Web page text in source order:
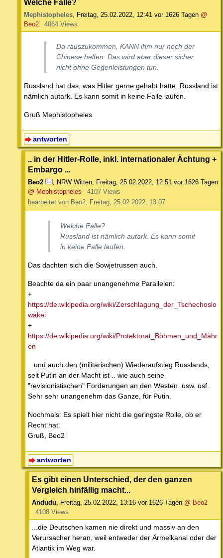
Welche Falle?
Mephistopheles Freitag, 25.02.2022, 12:41 vor 1626 Tagen @
Beo2
4064 Views
Da rauszukommen, KANN ihm nur noch der
Chinese helfen. Das wird aber dieser sicher
nicht ohne Gegenleistungen tun.
Russland hat das, was Hitler gerne gehabt hätte. Russland ist
nämlich autark. Es kann somit in keine Falle laufen.
Gruß Mephistopheles
antworten
.. in der Hitler-Rolle, inkl. internationaler Ächtung +
Embargo ...
Beo2 NRW Witten Freitag, 25.02.2022, 12:51 vor 1626 Tagen
@ Mephistopheles
4107 Views
bearbeitet von Beo2, Freitag, 25.02.2022, 13:07
Welche Falle?
Russland ist nämlich autark. Es kann somit
in keine Falle laufen.
Das dachten sich die Sowjetrussen auch.
Beachte da ein paar unangenehme Parallelen:
+
https://de.wikipedia.org/wiki/Zerschlagung_der_Tschechoslo
wakei
+
https://de.wikipedia.org/wiki/Protektorat_Böhmen_und_Mähr
en
.. und auch den (militärischen) Wiederaufstieg Russlands,
seit Putin an der Macht ist .. wie auch seine
"revisionistischen" Forderungen an den Westen. usw. usf..
Sehr sehr unangenehm das Ganze, für Putin.
Nochmals: Es spielt hier nicht die geringste Rolle, ob er
Recht hat.
Gruß, Beo2
antworten
Es gibt einen Unterschied, der den ganzen
Vergleich hinfällig macht...
Andudu, Freitag, 25.02.2022, 13:16 vor 1626 Tagen @ Beo2
4108 Views
...die Deutschen kamen nie direkt und massiv an den
Verursacher heran, weil entweder der Ärmelkanal oder der
Atlantik im Weg war.